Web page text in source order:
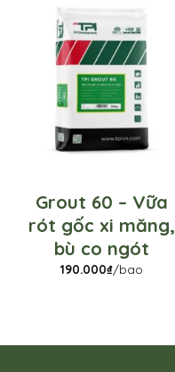
Grout 60 – Vữa
rót gốc xi măng,
bù co ngót
190.000₫/bao